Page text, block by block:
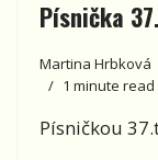
Písnička
Martina Hrbková
1 minute read
Písničkou